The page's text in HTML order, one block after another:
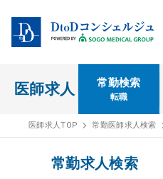
医師求人 常勤検索
転職
医師求人TOP 常勤医師求人検索
常勤求人検索